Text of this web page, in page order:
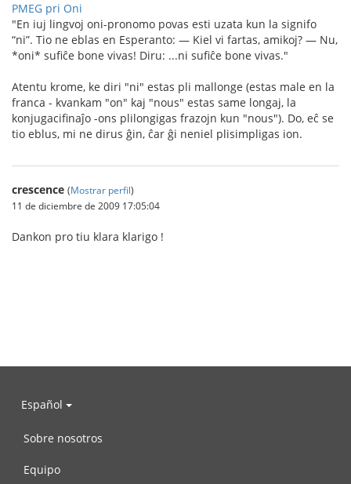
PMEG pri Oni
"En iuj lingvoj oni-pronomo povas esti uzata kun la signifo
“ni”. Tio ne eblas en Esperanto: — Kiel vi fartas, amikoj? — Nu,
*oni* sufiĉe bone vivas! Diru: ...ni sufiĉe bone vivas."
Atentu krome, ke diri "ni" estas pli mallonge (estas male en la
franca - kvankam "on" kaj "nous" estas same longaj, la
konjugacifinaĵo -ons plilongigas frazojn kun "nous"). Do, eĉ se
tio eblus, mi ne dirus ĝin, ĉar ĝi neniel plisimpligas ion.
crescence (Mostrar perfil)
11 de diciembre de 2009 17:05:04
Dankon pro tiu klara klarigo !
Español
Sobre nosotros
Equipo